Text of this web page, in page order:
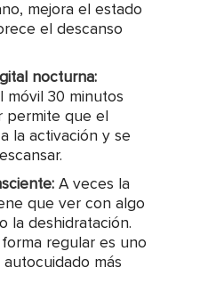
mejora el estado
el descanso
nocturna:
móvil 30 minutos
permite que el
la activación y se
A veces la
que ver con algo
la deshidratación.
regular es uno
más